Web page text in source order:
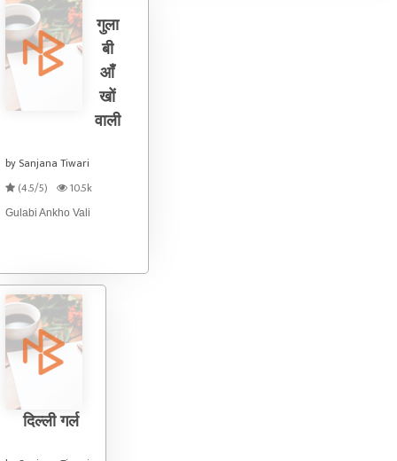
गुला
बी
आँ
खों
वाली
by Sanjana Tiwari
(4.5/5)
10.5k
Gulabi Ankho Vali
दिल्ली गर्ल